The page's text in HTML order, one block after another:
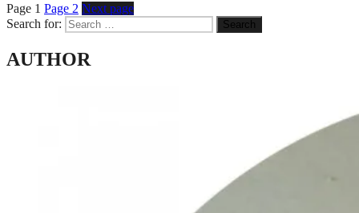
Page 1 Page 2 Next page
Search for:
Search
AUTHOR